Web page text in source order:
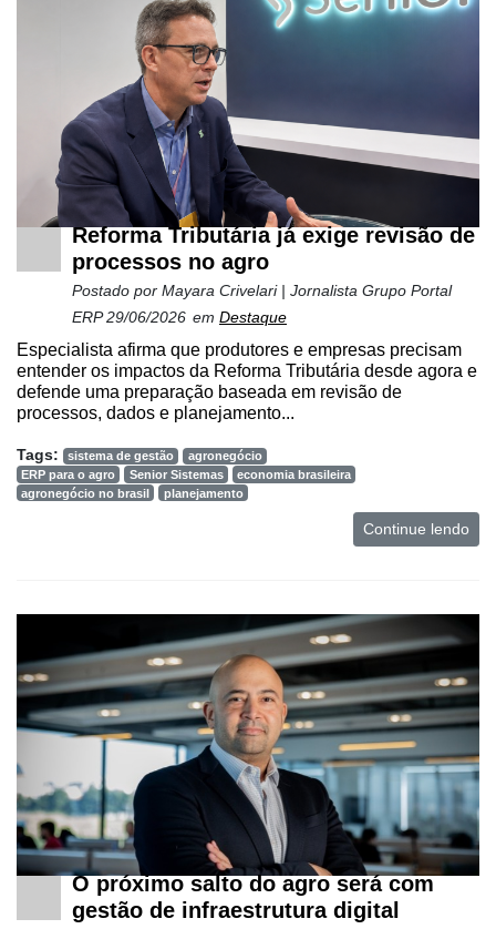
Reforma Tributária já exige revisão de
processos no agro
Postado por Mayara Crivelari | Jornalista Grupo Portal
ERP29/06/2026 em Destaque
Especialista afirma que produtores e empresas precisam
entender os impactos da Reforma Tributária desde agora e
defende uma preparação baseada em revisão de
processos, dados e planejamento...
Tags: sistema de gestão
agronegócio
ERP para o agro
Senior Sistemas
economia brasileira
agronegócio no brasil
planejamento
Continue lendo
O próximo salto do agro será com
gestão de infraestrutura digital